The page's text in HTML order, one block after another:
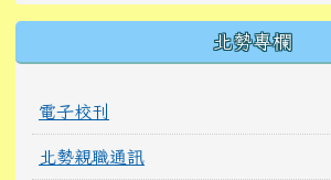
北勢專欄
電子校刊
北勢親職通訊